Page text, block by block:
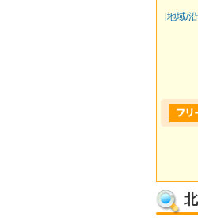
[地域/